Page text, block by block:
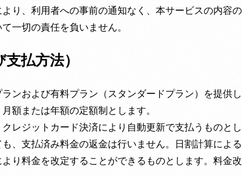
り、利用者への事前の通知なく、本サービスの内容
一切の責任を負いません。
払方法）
ンおよび有料プラン（スタンダードプラン）を提供し
額または年額の定額制とします。
レジットカード決済により自動更新で支払うものとし
、支払済み料金の返金は行いません。日割計算によ
り料金を改定することができるものとします。料金